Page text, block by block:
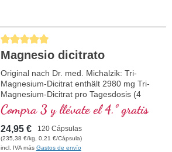
Calificación promedio de 5 de 5 estrellas
Magnesio dicitrato
Original nach Dr. med. Michalzik: Tri-
Magnesium-Dicitrat enthält 2980 mg Tri-
Magnesium-Dicitrat pro Tagesdosis (4
cápsulas). Este suplemento alimenticio de
alta calidad está libre de aditivos y se
fabrica en Alemania. El sellado no
contiene aluminio.
más información sobre Tri-
Compra 3 y llévate el 4.º gratis
24,95 € 120 Cápsulas
(235,38 €/kg, 0,21 €/Cápsula)
incl. IVA más Gastos de envío